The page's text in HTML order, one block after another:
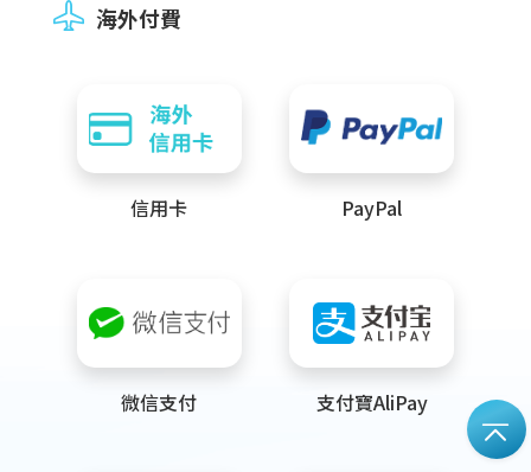
海外付費
信用卡 PayPal
微信支付 支付寶AliPay